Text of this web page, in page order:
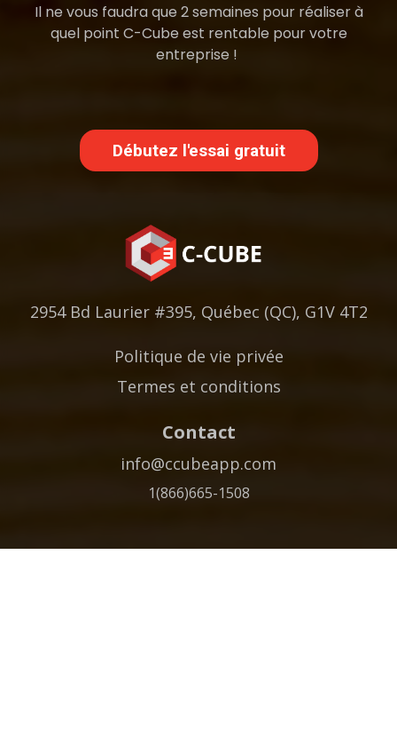
Il ne vous faudra que 2 semaines pour réaliser à
quel point C-Cube est rentable pour votre
entreprise !
Débutez l'essai gratuit
2954 Bd Laurier #395, Québec (QC), G1V 4T2
Politique de vie privée
Termes et conditions
Contact
info@ccubeapp.com
1(866)665-1508